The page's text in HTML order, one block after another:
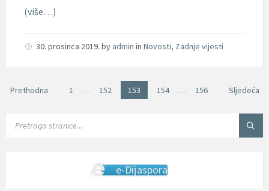
(više…)
30. prosinca 2019. by admin in Novosti, Zadnje vijesti
Brojevi
Prethodna 1 … 152 153 154 … 156 Sljedeća
e-Dijaspora